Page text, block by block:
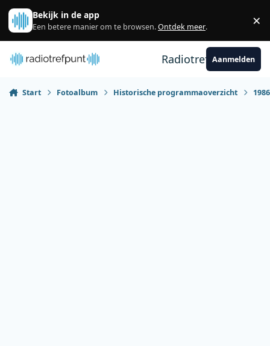
Spring naar bijdragen
Bekijk in de app
Een betere manier om te browsen.Ontdek meer. ×
RadiotrefpuntAanmelden
Start Fotoalbum Historische programmaoverzicht 1986